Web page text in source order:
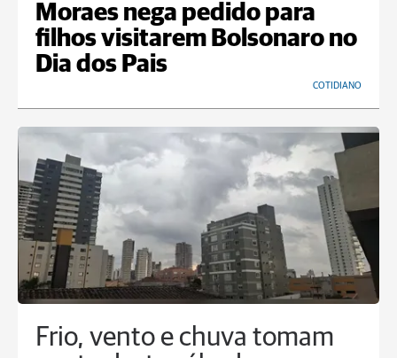
Moraes nega pedido para
filhos visitarem Bolsonaro no
Dia dos Pais
COTIDIANO
Frio, vento e chuva tomam